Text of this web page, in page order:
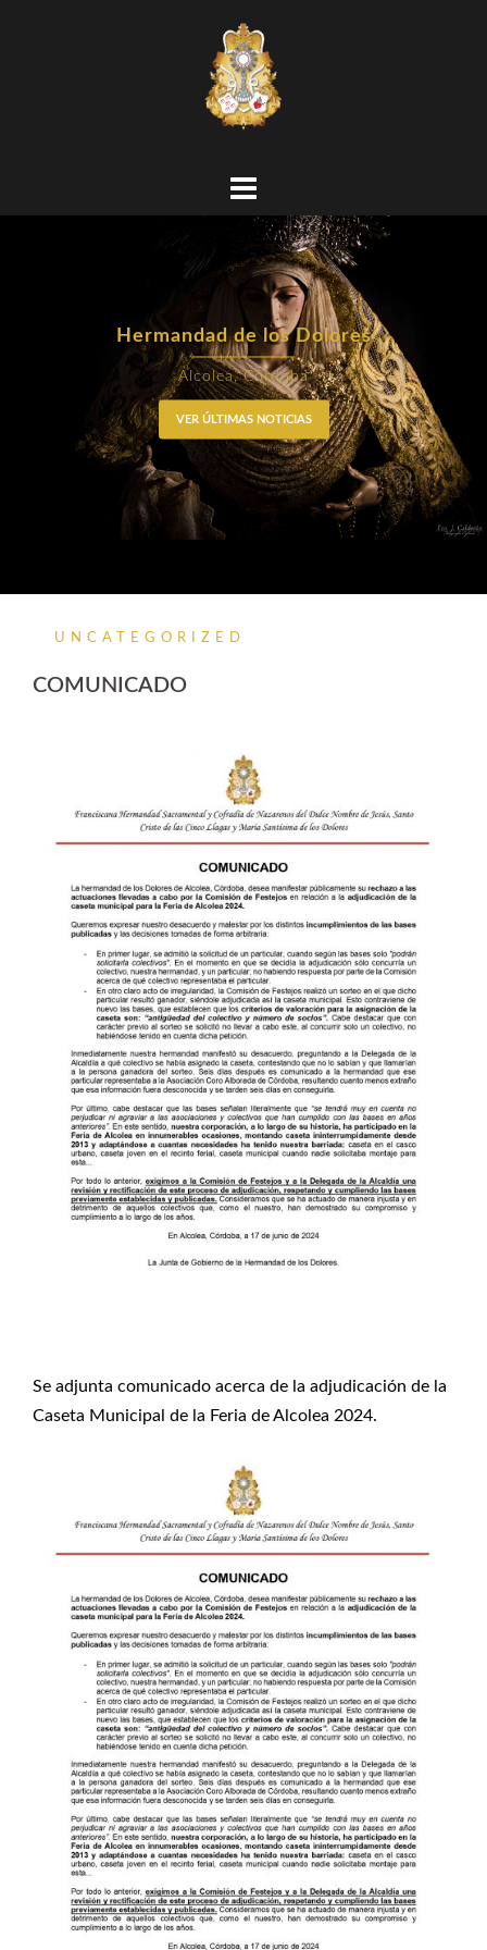
Hermandad de los Dolores
Alcolea, Córdoba
VER ÚLTIMAS NOTICIAS
UNCATEGORIZED
COMUNICADO
Se adjunta comunicado acerca de la adjudicación de la
Caseta Municipal de la Feria de Alcolea 2024.